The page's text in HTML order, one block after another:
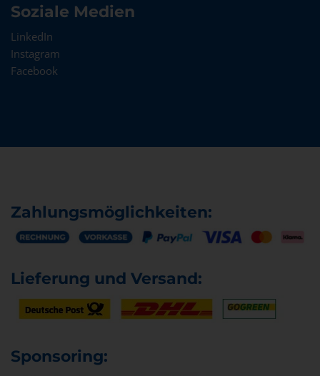
Soziale Medien
LinkedIn
Instagram
Facebook
Zahlungsmöglichkeiten:
Lieferung und Versand:
Sponsoring: